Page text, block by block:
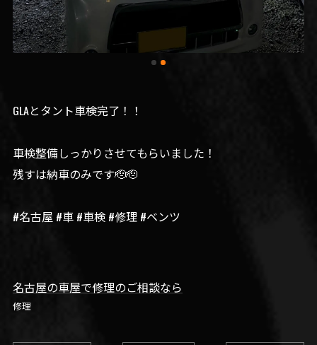
GLAとタント車検完了！！
車検整備しっかりさせてもらいました！
残すは納車のみです🫡🫡
#名古屋 #車 #車検 #修理 #ベンツ
名古屋の車屋で修理のご相談なら
修理